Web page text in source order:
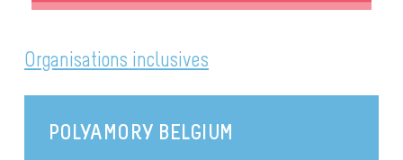
Organisations inclusives
POLYAMORY BELGIUM